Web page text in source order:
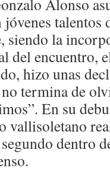
Alonso
talentos
siendo la
del encuentro,
hizo unas
termina de
En su
vallisoletano
dentro